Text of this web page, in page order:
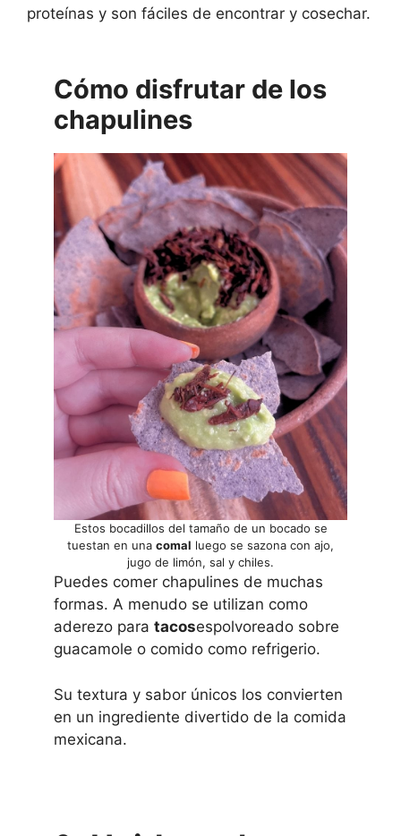
proteínas y son fáciles de encontrar y cosechar.
Cómo disfrutar de los
chapulines
Estos bocadillos del tamaño de un bocado se
tuestan en una comal luego se sazona con ajo,
jugo de limón, sal y chiles.
Puedes comer chapulines de muchas
formas. A menudo se utilizan como
aderezo para tacosespolvoreado sobre
guacamole o comido como refrigerio.
Su textura y sabor únicos los convierten
en un ingrediente divertido de la comida
mexicana.